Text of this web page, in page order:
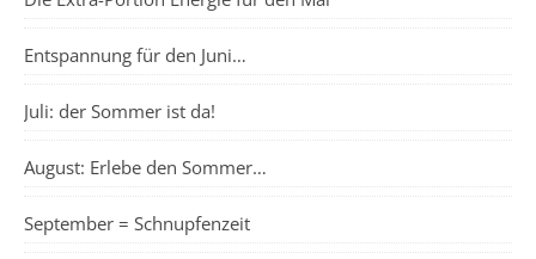
Entspannung für den Juni…
Juli: der Sommer ist da!
August: Erlebe den Sommer…
September = Schnupfenzeit